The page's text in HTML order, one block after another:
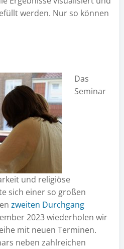
werden. Nur so können
Das
Seminar
und religiöse
sich einer so großen
zweiten Durchgang
2023 wiederholen wir
mit neuen Terminen.
neben zahlreichen